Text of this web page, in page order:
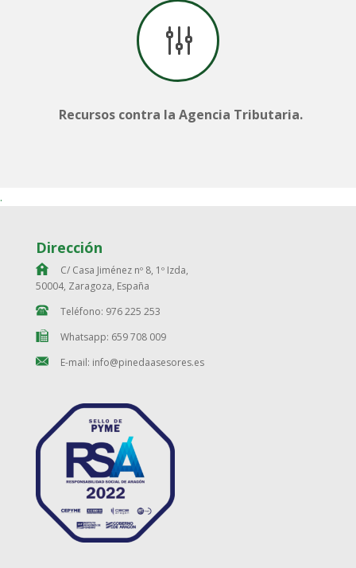
g
Recursos contra la Agencia Tributaria.
.
Dirección
C/ Casa Jiménez nº 8, 1º Izda,
50004, Zaragoza, España
Teléfono: 976 225 253
Whatsapp: 659 708 009
E-mail: info@pinedaasesores.es